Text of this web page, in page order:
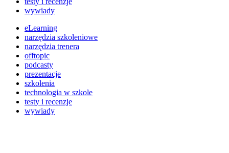
wywiady
eLearning
narzędzia szkoleniowe
narzędzia trenera
offtopic
podcasty
prezentacje
szkolenia
technologia w szkole
testy i recenzje
wywiady